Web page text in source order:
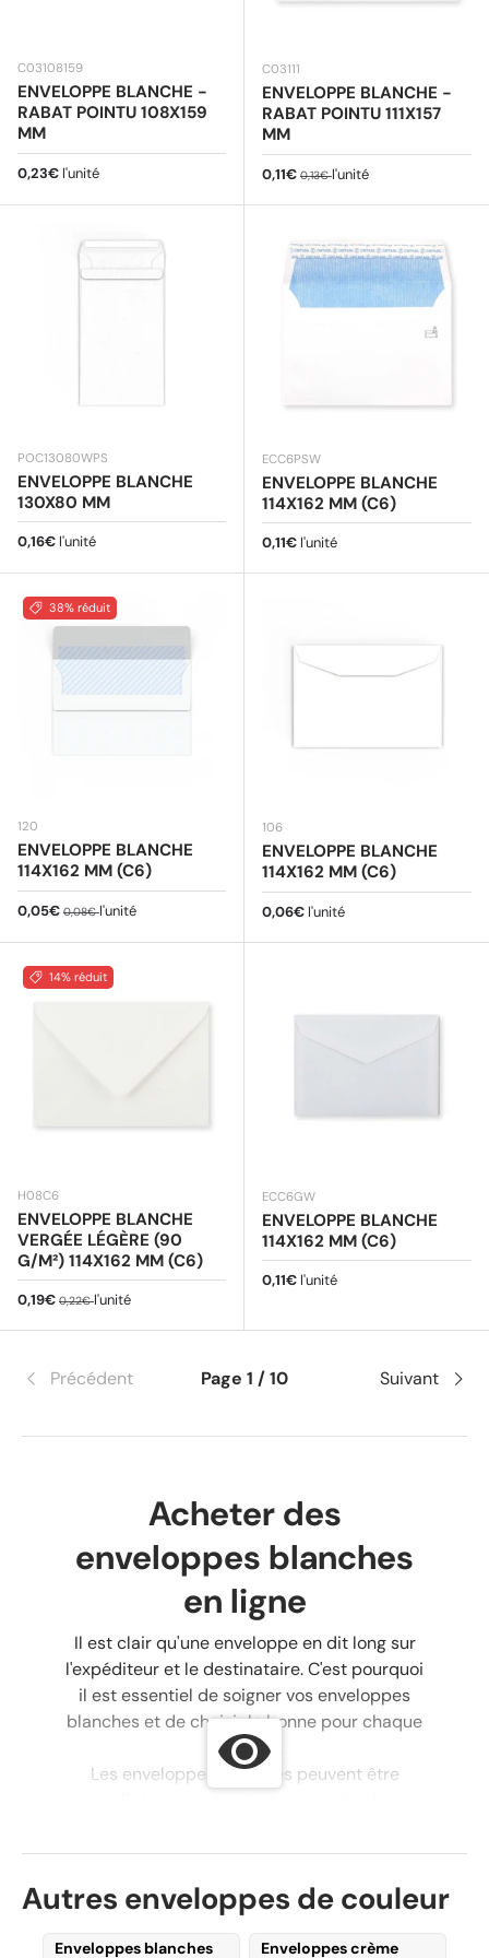
C03108159
ENVELOPPE BLANCHE -
RABAT POINTU 108X159
MM
Prix habituel
0,23€ l'unité
C03111
ENVELOPPE BLANCHE -
RABAT POINTU 111X157
MM
Prix soldé
0,11€ Prix habituel
0,13€l'unité
POC13080WPS
ENVELOPPE BLANCHE
130X80 MM
Prix habituel
0,16€ l'unité
ECC6PSW
ENVELOPPE BLANCHE
114X162 MM (C6)
Prix habituel
0,11€ l'unité
38% réduit
120
ENVELOPPE BLANCHE
114X162 MM (C6)
Prix soldé
0,05€ Prix habituel
0,08€l'unité
106
ENVELOPPE BLANCHE
114X162 MM (C6)
Prix habituel
0,06€ l'unité
14% réduit
H08C6
ENVELOPPE BLANCHE
VERGÉE LÉGÈRE (90
G/M²) 114X162 MM (C6)
Prix soldé
0,19€ Prix habituel
0,22€l'unité
ECC6GW
ENVELOPPE BLANCHE
114X162 MM (C6)
Prix habituel
0,11€ l'unité
Précédent Page 1 / 10 Suivant
Acheter des
enveloppes blanches
en ligne
Il est clair qu'une enveloppe en dit long sur
l'expéditeur et le destinataire. C'est pourquoi
il est essentiel de soigner vos enveloppes
blanches et de choisir la bonne pour chaque
occasion.
Les enveloppes blanches peuvent être
autrefois, ou même comme enveloppes de
lettres, vous pouvez décorer vos enveloppes
Autres enveloppes de couleur
Enveloppes blanches
Enveloppes crème